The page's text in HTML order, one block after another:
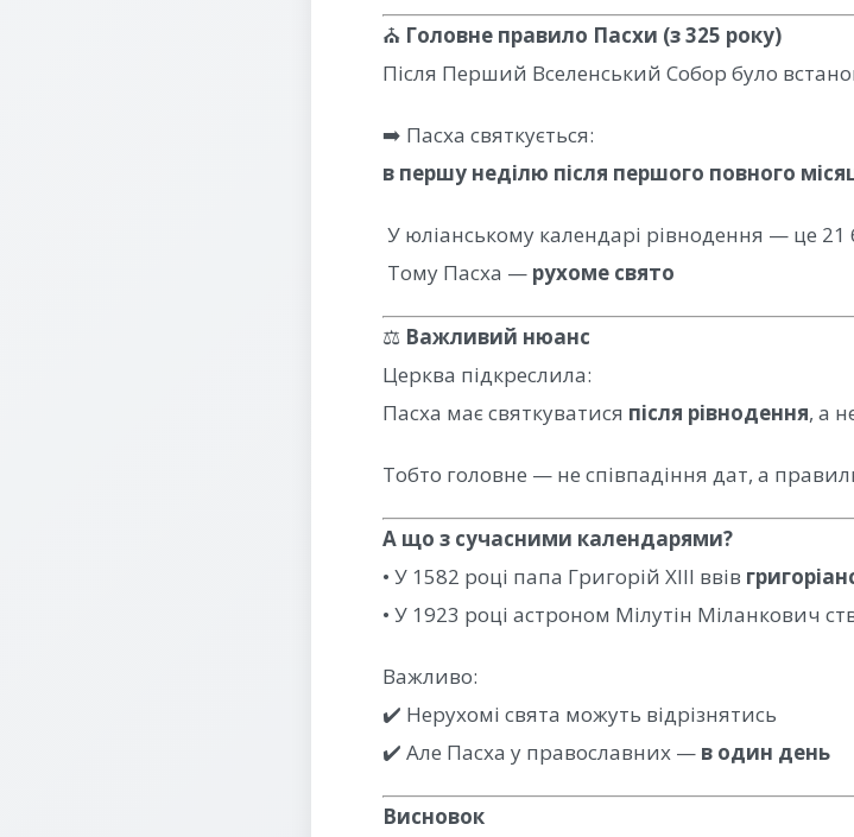
⛪ Головне правило Пасхи (з 325 року)
Після Перший Вселенський Собор було
➡️ Пасха святкується:
в першу неділю після першого повного
У юліанському календарі рівнодення — це 21
Тому Пасха — рухоме свято
⚖️ Важливий нюанс
Церква підкреслила:
Пасха має святкуватися після рівнодення, а
Тобто головне — не співпадіння дат, а
А що з сучасними календарями?
• У 1582 році папа Григорій XIII ввів
• У 1923 році астроном Мілутін Міланкович
Важливо:
✔️ Нерухомі свята можуть відрізнятись
✔️ Але Пасха у православних — в один день
Висновок